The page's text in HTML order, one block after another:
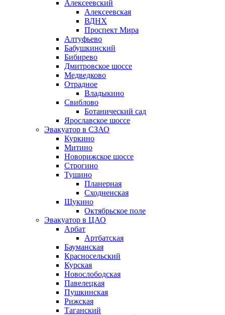
Алексеевский
Алексеевская
ВДНХ
Проспект Мира
Алтуфьево
Бабушкинский
Бибирево
Дмитровское шоссе
Медведково
Отрадное
Владыкино
Свиблово
Ботанический сад
Ярославское шоссе
Эвакуатор в СЗАО
Куркино
Митино
Новорижское шоссе
Строгино
Тушино
Планерная
Сходненская
Щукино
Октябрьское поле
Эвакуатор в ЦАО
Арбат
Артбатская
Бауманская
Красносельский
Курская
Новослободская
Павелецкая
Пушкинская
Рижская
Таганский